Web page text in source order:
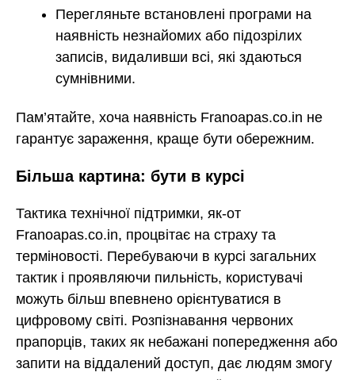
Перегляньте встановлені програми на
наявність незнайомих або підозрілих
записів, видаливши всі, які здаються
сумнівними.
Пам’ятайте, хоча наявність Franoapas.co.in не
гарантує зараження, краще бути обережним.
Більша картина: бути в курсі
Тактика технічної підтримки, як-от
Franoapas.co.in, процвітає на страху та
терміновості. Перебуваючи в курсі загальних
тактик і проявляючи пильність, користувачі
можуть більш впевнено орієнтуватися в
цифровому світі. Розпізнавання червоних
прапорців, таких як небажані попередження або
запити на віддалений доступ, дає людям змогу